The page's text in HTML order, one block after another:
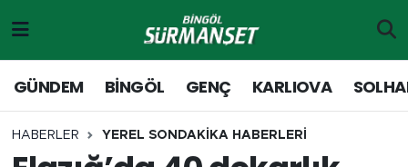
GÜNDEM BİNGÖL GENÇ KARLIOVA
HABERLER YEREL SONDAKİKA HABERLERİ
Genç
Solhan
Merkez Hava Durumu
Merkez Trafik Yoğunluk Haritası